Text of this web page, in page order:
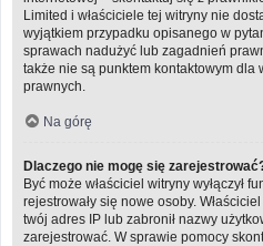
Limited i właściciele tej witryny nie
wyjątkiem przypadku opisanego w
sprawach nadużyć lub zagadnień
także nie są punktem kontaktowym dla
prawnych.
Na górę
Dlaczego nie mogę się
Być może właściciel witryny wyłączył
rejestrowały się nowe osoby.
twój adres IP lub zabronił nazwy
zarejestrować. W sprawie pomocy